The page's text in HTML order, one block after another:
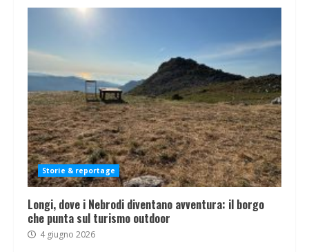
Storie & reportage
Longi, dove i Nebrodi diventano avventura: il borgo
che punta sul turismo outdoor
4 giugno 2026